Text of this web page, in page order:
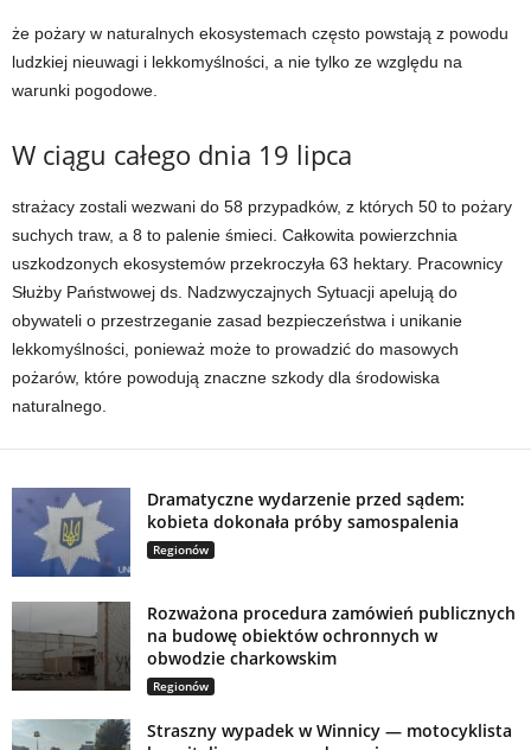
że pożary w naturalnych ekosystemach często powstają z powodu
ludzkiej nieuwagi i lekkomyślności, a nie tylko ze względu na
warunki pogodowe.
W ciągu całego dnia 19 lipca
strażacy zostali wezwani do 58 przypadków, z których 50 to pożary
suchych traw, a 8 to palenie śmieci. Całkowita powierzchnia
uszkodzonych ekosystemów przekroczyła 63 hektary. Pracownicy
Służby Państwowej ds. Nadzwyczajnych Sytuacji apelują do
obywateli o przestrzeganie zasad bezpieczeństwa i unikanie
lekkomyślności, ponieważ może to prowadzić do masowych
pożarów, które powodują znaczne szkody dla środowiska
naturalnego.
Dramatyczne wydarzenie przed sądem:
kobieta dokonała próby samospalenia
Regionów
Rozważona procedura zamówień publicznych
na budowę obiektów ochronnych w
obwodzie charkowskim
Regionów
Straszny wypadek w Winnicy — motocyklista